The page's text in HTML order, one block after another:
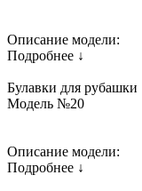
Описание модели:
Подробнее ↓
Булавки для рубашки
Модель №20
Описание модели:
Подробнее ↓